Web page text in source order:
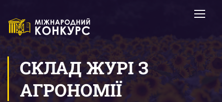
СКЛАД ЖУРІ З
АГРОНОМІЇ